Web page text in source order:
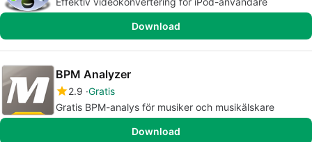
Download
BPM Analyzer
2.9 Gratis
Gratis BPM-analys för musiker och musikälskare
Download